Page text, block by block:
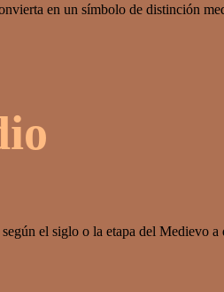
en un símbolo de distinción
el siglo o la etapa del Medievo a